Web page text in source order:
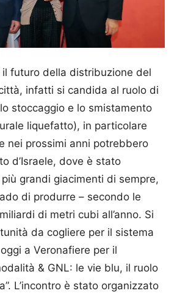
il futuro della distribuzione del
infatti si candida al ruolo di
stoccaggio e lo smistamento
liquefatto), in particolare
nei prossimi anni potrebbero
d’Israele, dove è stato
grandi giacimenti di sempre,
di produrre – secondo le
di metri cubi all’anno. Si
da cogliere per il sistema
a Veronafiere per il
& GNL: le vie blu, il ruolo
L’incontro è stato organizzato